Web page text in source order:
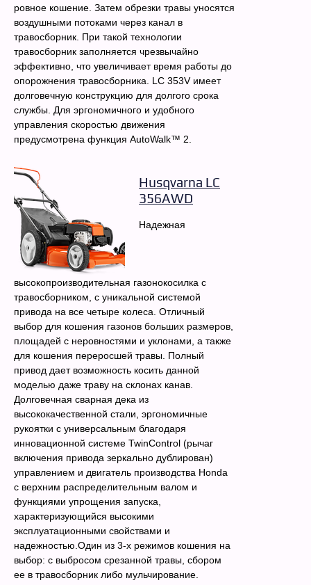
ровное кошение. Затем обрезки травы уносятся
воздушными потоками через канал в
травосборник. При такой технологии
травосборник заполняется чрезвычайно
эффективно, что увеличивает время работы до
опорожнения травосборника. LC 353V имеет
долговечную конструкцию для долгого срока
службы. Для эргономичного и удобного
управления скоростью движения
предусмотрена функция AutoWalk™ 2.
Husqvarna LC
356AWD
Надежная
высокопроизводительная газонокосилка с
травосборником, с уникальной системой
привода на все четыре колеса. Отличный
выбор для кошения газонов больших размеров,
площадей с неровностями и уклонами, а также
для кошения переросшей травы. Полный
привод дает возможность косить данной
моделью даже траву на склонах канав.
Долговечная сварная дека из
высококачественной стали, эргономичные
рукоятки с универсальным благодаря
инновационной системе TwinControl (рычаг
включения привода зеркально дублирован)
управлением и двигатель производства Honda
с верхним распределительным валом и
функциями упрощения запуска,
характеризующийся высокими
эксплуатационными свойствами и
надежностью.Один из 3-х режимов кошения на
выбор: с выбросом срезанной травы, сбором
ее в травосборник либо мульчирование.